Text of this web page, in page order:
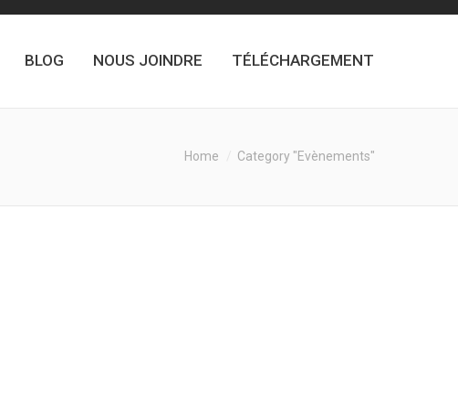
BLOG NOUS JOINDRE TÉLÉCHARGEMENT
Home Category "Evènements"